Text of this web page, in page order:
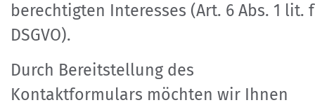
berechtigten Interesses (Art. 6 Abs. 1 lit. f
DSGVO).
Durch Bereitstellung des
Kontaktformulars möchten wir Ihnen